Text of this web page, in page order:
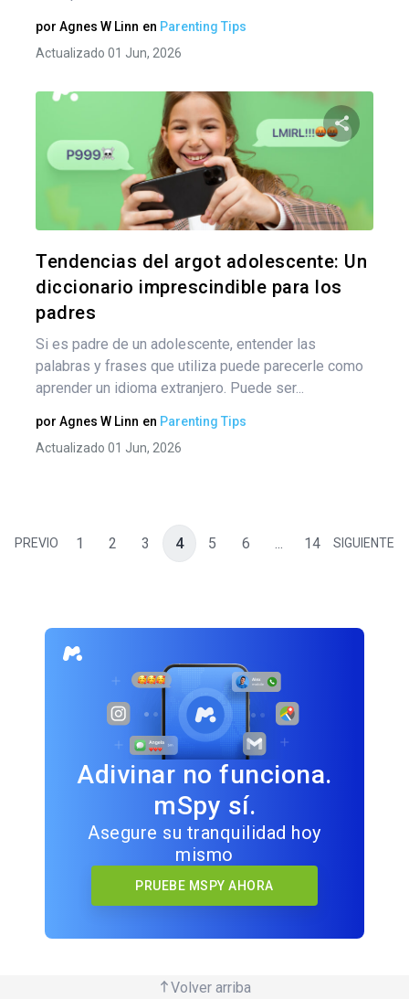
por Agnes W Linn en Parenting Tips
Actualizado 01 Jun, 2026
Tendencias del argot adolescente: Un
diccionario imprescindible para los
padres
Si es padre de un adolescente, entender las
palabras y frases que utiliza puede parecerle como
aprender un idioma extranjero. Puede ser...
por Agnes W Linn en Parenting Tips
Actualizado 01 Jun, 2026
PREVIO 1 2 3 4 5 6 ... 14 SIGUIENTE
Adivinar no funciona.
mSpy sí.
Asegure su tranquilidad hoy
mismo
PRUEBE MSPY AHORA
Volver arriba